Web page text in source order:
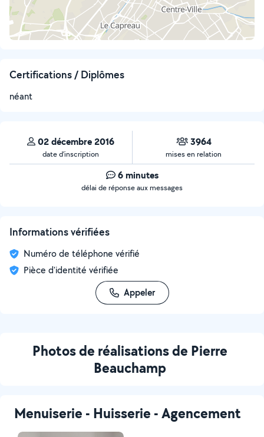
Certifications / Diplômes
néant
02 décembre 2016
date d’inscription
3964
mises en relation
6 minutes
délai de réponse aux messages
Informations vérifiées
Numéro de téléphone vérifié
Pièce d'identité vérifiée
Appeler
Photos de réalisations de Pierre
Beauchamp
Menuiserie - Huisserie - Agencement